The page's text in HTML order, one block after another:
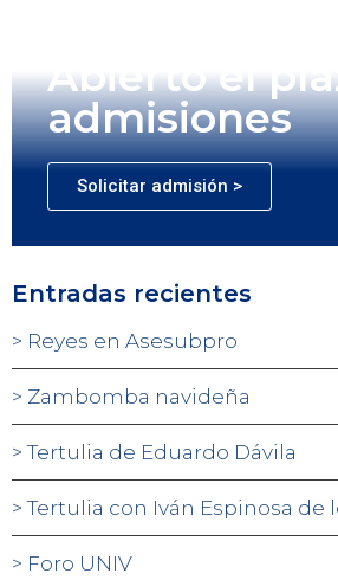
Abierto el
admisiones
Solicitar admisión >
Entradas recientes
Reyes en Asesubpro
Zambomba navideña
Tertulia de Eduardo Dávila
Tertulia con Iván Espinosa de
Foro UNIV